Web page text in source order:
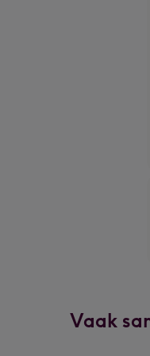
Vaak